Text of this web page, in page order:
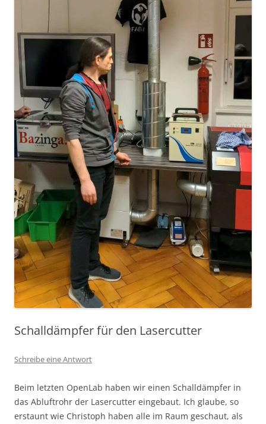
Schalldämpfer für den Lasercutter
Schreibe eine Antwort
Beim letzten OpenLab haben wir einen Schalldämpfer in
das Abluftrohr der Lasercutter eingebaut. Ich glaube, so
erstaunt wie Christoph haben alle im Raum geschaut, als